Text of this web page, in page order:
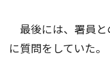
最後には、署員と
に質問をしていた。